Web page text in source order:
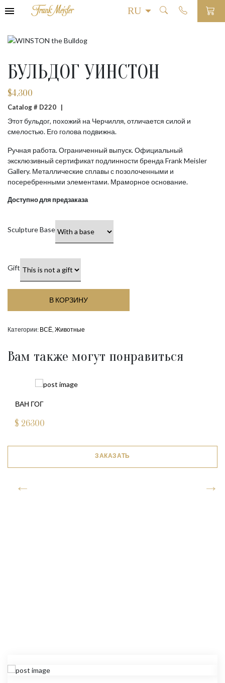
БУЛЬДОГ УИНСТОН
$4,300
Catalog # D220 |
Этот бульдог, похожий на Черчилля, отличается силой и
смелостью. Его голова подвижна.
Ручная работа. Ограниченный выпуск. Официальный
эксклюзивный сертификат подлинности бренда Frank Meisler
Gallery. Металлические сплавы с позолоченными и
посеребренными элементами. Мраморное основание.
Доступно для предзаказа
Sculpture Base
Gift
В КОРЗИНУ
Категории: ВСЁ, Животные
Вам также могут понравиться
ВАН ГОГ
$ 26300
ЗАКАЗАТЬ